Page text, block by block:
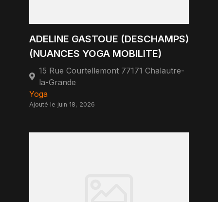
ADELINE GASTOUE (DESCHAMPS)
(NUANCES YOGA MOBILITE)
15 Rue Courtellemont 77171 Chalautre-
la-Grande
Yoga
Ajouté le juin 18, 2026